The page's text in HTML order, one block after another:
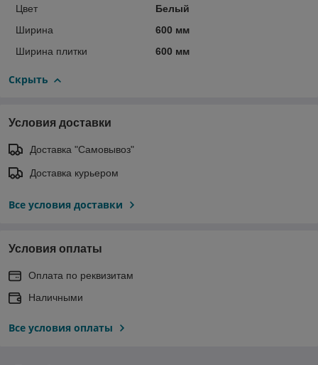
Цвет
Белый
Ширина
600 мм
Ширина плитки
600 мм
Скрыть
Условия доставки
Доставка "Самовывоз"
Доставка курьером
Все условия доставки
Условия оплаты
Оплата по реквизитам
Наличными
Все условия оплаты